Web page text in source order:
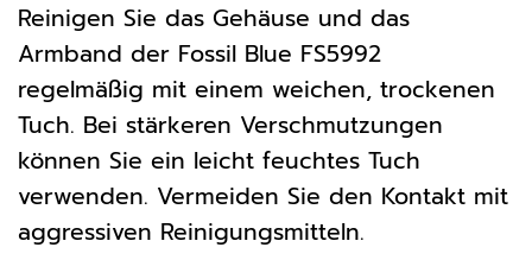
Reinigen Sie das Gehäuse und das
Armband der Fossil Blue FS5992
regelmäßig mit einem weichen, trockenen
Tuch. Bei stärkeren Verschmutzungen
können Sie ein leicht feuchtes Tuch
verwenden. Vermeiden Sie den Kontakt mit
aggressiven Reinigungsmitteln.